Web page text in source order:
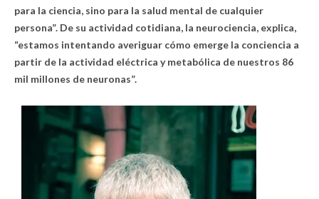
para la ciencia, sino para la salud mental de cualquier
persona”. De su actividad cotidiana, la neurociencia, explica,
“estamos intentando averiguar cómo emerge la conciencia a
partir de la actividad eléctrica y metabólica de nuestros 86
mil millones de neuronas”.